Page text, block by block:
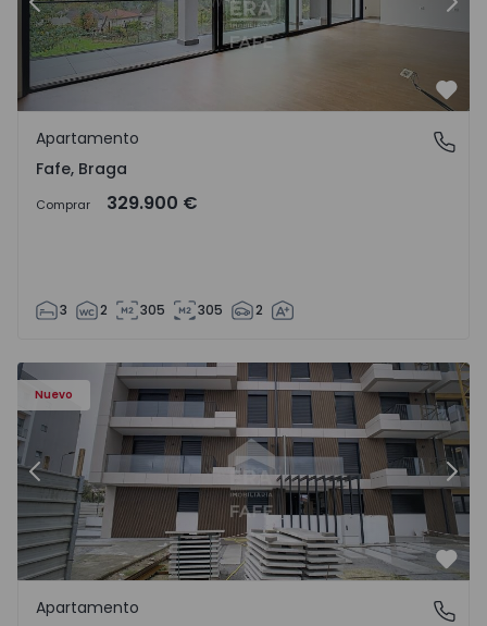
Anterior
Fafe, Braga
Apartamento
Fafe, Braga
Comprar 329.900 €
3 2 305 305 2
Nuevo
Anterior
Fafe, Braga
Apartamento